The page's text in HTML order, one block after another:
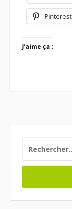
Pinterest
J’aime ça :